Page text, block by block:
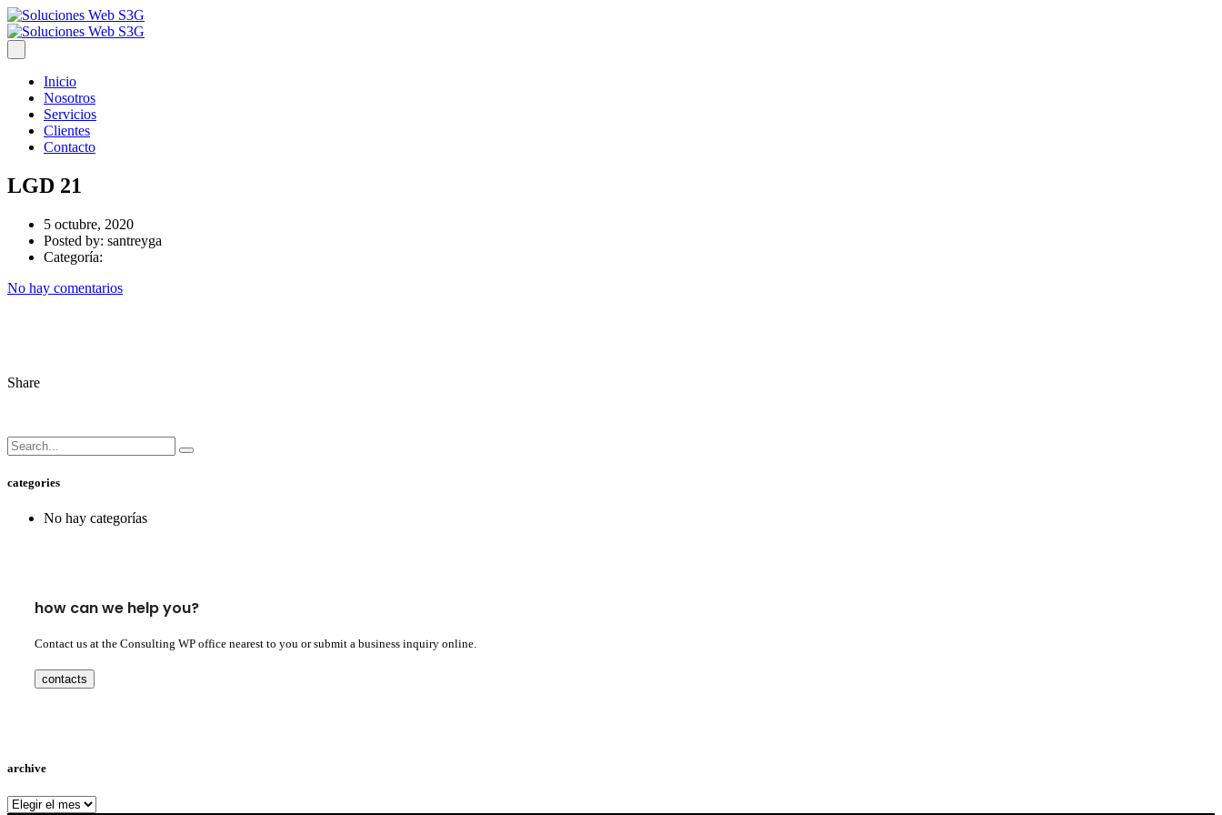
Inicio
Nosotros
Servicios
Clientes
Contacto
LGD 21
5 octubre, 2020
Posted by: santreyga
Categoría:
No hay comentarios
Share
categories
No hay categorías
how can we help you?
Contact us at the Consulting WP office nearest to you or submit a business inquiry online.
contacts
archive
archive